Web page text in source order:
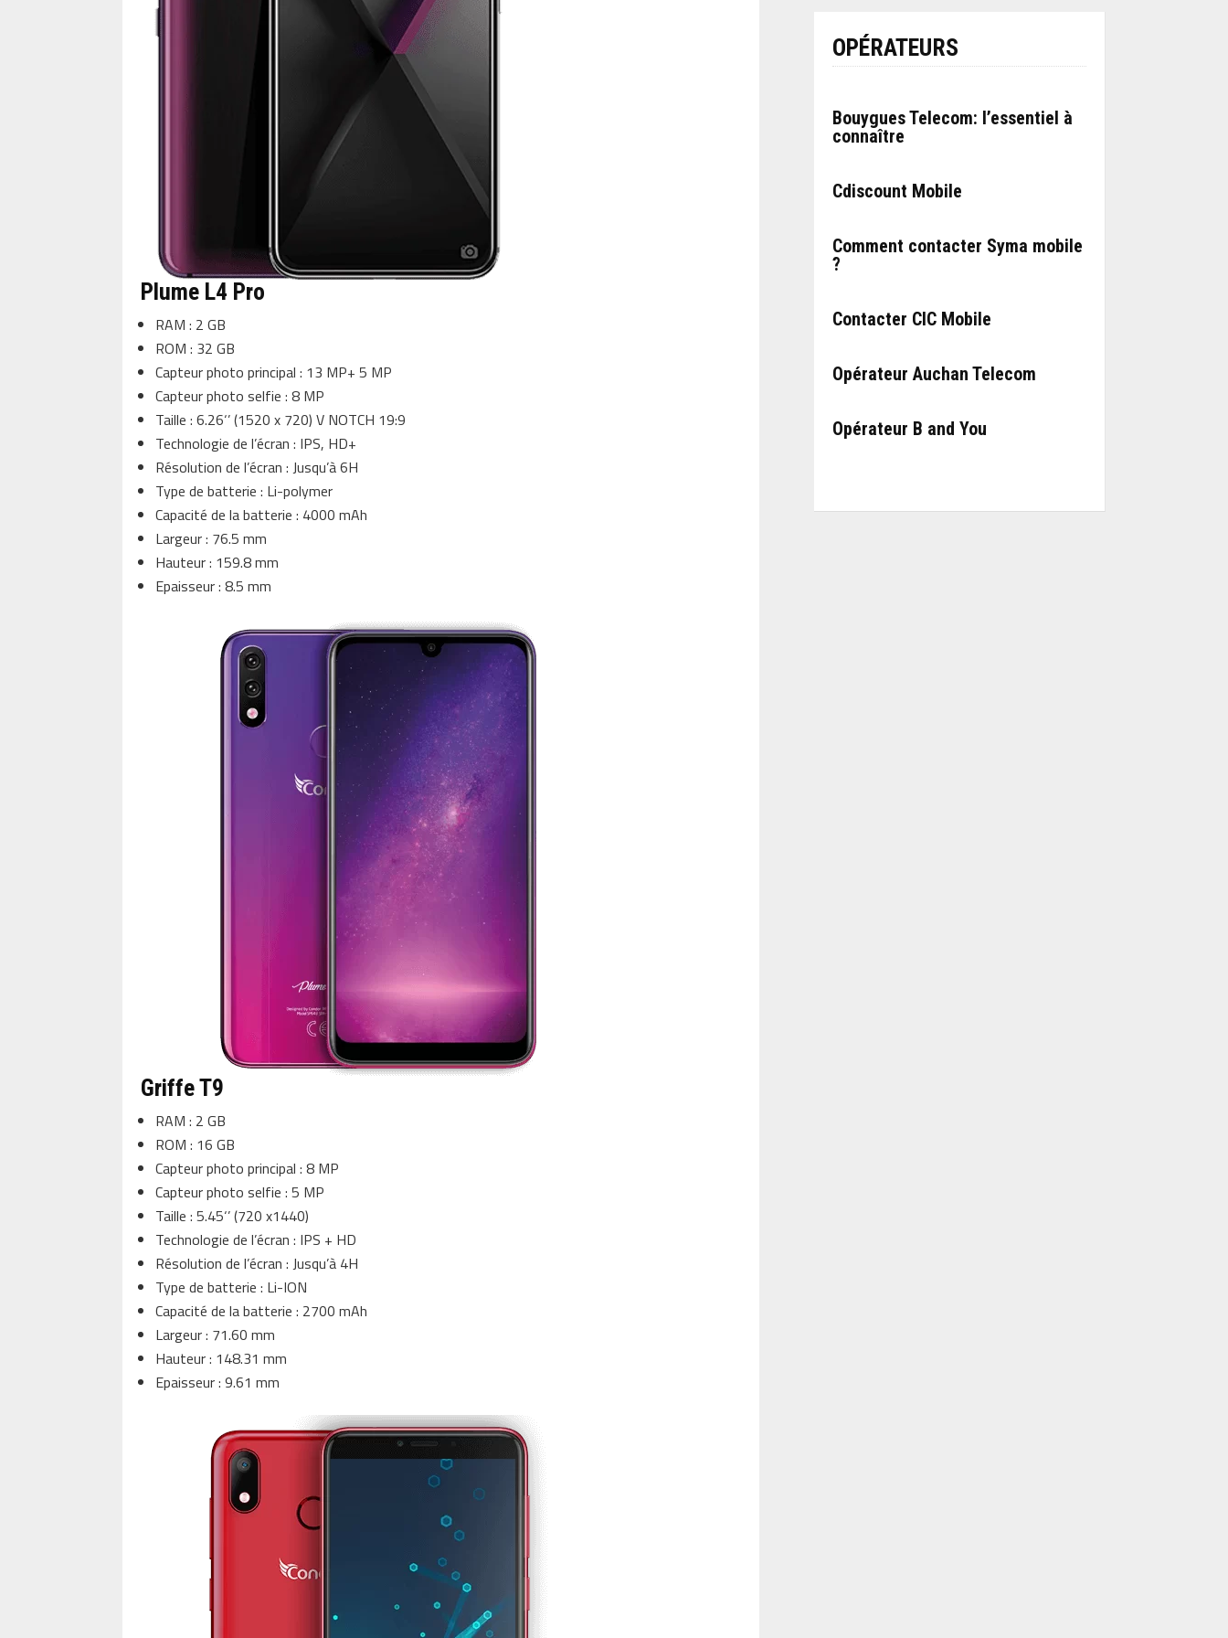
Plume L4 Pro
RAM : 2 GB
ROM : 32 GB
Capteur photo principal : 13 MP+ 5 MP
Capteur photo selfie : 8 MP
Taille : 6.26‘’ (1520 x 720) V NOTCH 19:9
Technologie de l’écran : IPS, HD+
Résolution de l’écran : Jusqu’à 6H
Type de batterie : Li-polymer
Capacité de la batterie : 4000 mAh
Largeur : 76.5 mm
Hauteur : 159.8 mm
Epaisseur : 8.5 mm
Griffe T9
RAM : 2 GB
ROM : 16 GB
Capteur photo principal : 8 MP
Capteur photo selfie : 5 MP
Taille : 5.45‘’ (720 x1440)
Technologie de l’écran : IPS + HD
Résolution de l’écran : Jusqu’à 4H
Type de batterie : Li-ION
Capacité de la batterie : 2700 mAh
Largeur : 71.60 mm
Hauteur : 148.31 mm
Epaisseur : 9.61 mm
OPÉRATEURS
Bouygues Telecom: l’essentiel à
connaître
Cdiscount Mobile
Comment contacter Syma mobile
?
Contacter CIC Mobile
Opérateur Auchan Telecom
Opérateur B and You